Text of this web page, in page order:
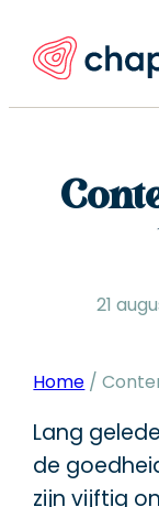
naar
21
Home /
Lang
de
zijn vijftig